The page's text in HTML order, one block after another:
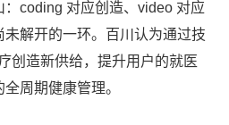
：coding 对应创造、video 对应
解开的一环。百川认为通过技
创造新供给，提升用户的就医
周期健康管理。